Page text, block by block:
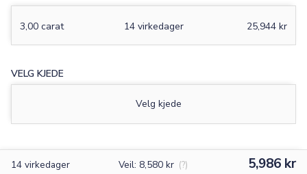
3,00 carat 25,944 kr
14 virkedager
VELG KJEDE
Velg kjede
14 virkedager Veil: 8,580 kr (?) 5,986 kr